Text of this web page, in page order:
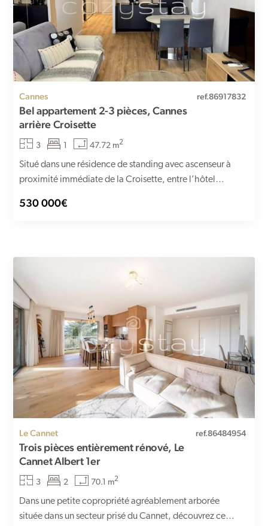
Cannes ref.86917832
Bel appartement 2-3 pièces, Cannes
arrière Croisette
3 1 47.72 m2
Situé dans une résidence de standing avec ascenseur à
proximité immédiate de la Croisette, entre l’hôtel
530 000€
Le Cannet ref.86484954
Trois pièces entièrement rénové, Le
Cannet Albert 1er
3 2 70.1 m2
Dans une petite copropriété agréablement arborée
située dans un secteur prisé du Cannet, découvrez ce